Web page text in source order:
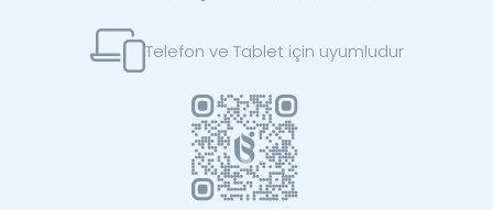
Telefon ve Tablet için uyumludur